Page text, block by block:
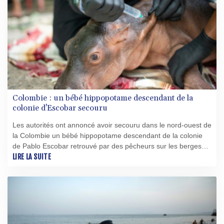
Colombie : un bébé hippopotame descendant de la
colonie d'Escobar secouru
Les autorités ont annoncé avoir secouru dans le nord-ouest de
la Colombie un bébé hippopotame descendant de la colonie
de Pablo Escobar retrouvé par des pêcheurs sur les berges
d'une rivière et présentant des signes de malnutrition.
LIRE LA SUITE